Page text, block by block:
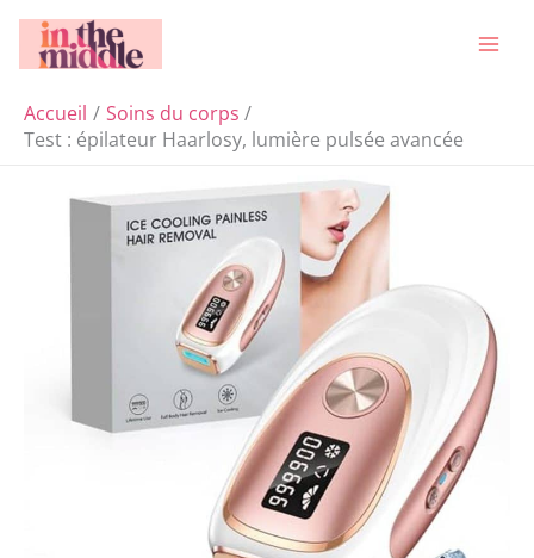
Aller
Accueil
Soins du corps
Test : épilateur Haarlosy, lumière pulsée avancée
Rechercher